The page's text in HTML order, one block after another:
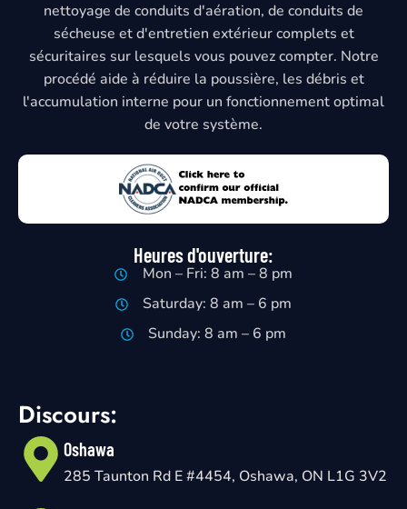
nettoyage de conduits d'aération, de conduits de
sécheuse et d'entretien extérieur complets et
sécuritaires sur lesquels vous pouvez compter. Notre
procédé aide à réduire la poussière, les débris et
l'accumulation interne pour un fonctionnement optimal
de votre système.
Heures d'ouverture:
Mon – Fri: 8 am – 8 pm
Saturday: 8 am – 6 pm
Sunday: 8 am – 6 pm
Discours:
Oshawa
285 Taunton Rd E #4454, Oshawa, ON L1G 3V2